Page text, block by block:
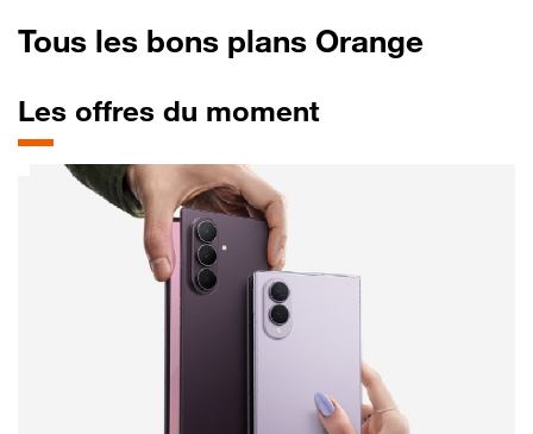
Tous les bons plans Orange
Les offres du moment